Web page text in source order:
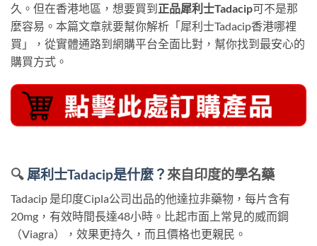
久。但在香港地區，想要買到正品犀利士Tadacip可不是那
麼容易。本篇文章就要幫你解析「犀利士Tadacip香港哪裡
買」，從實體通路到網購平台全面比對，幫你找到最安心的
購買方式。
🔍 犀利士Tadacip是什麼？ 來自印度的學名藥
Tadacip 是印度Cipla公司出品的他達拉非藥物，每片含有
20mg，有效時間長達48小時。比起市面上常見的威而鋼
（Viagra），效果更持久，而且價格也更親民。